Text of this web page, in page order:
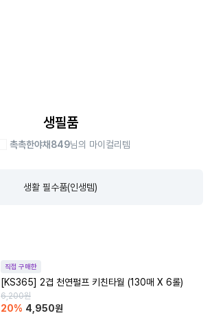
생필품
촉촉한야채849님의 마이컬리템
생활 필수품(인생템)
직접 구매한
[KS365] 2겹 천연펄프 키친타월 (130매 X 6롤)
6,200원
20% 4,950원